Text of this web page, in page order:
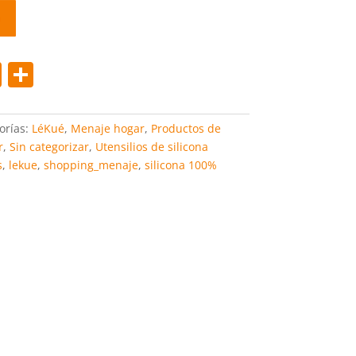
Pi
er
e
st
C
m
p
ar
LéKué, Menaje hogar, Productos de
, Sin categorizar, Utensilios de silicona
, lekue, shopping_menaje, silicona 100%